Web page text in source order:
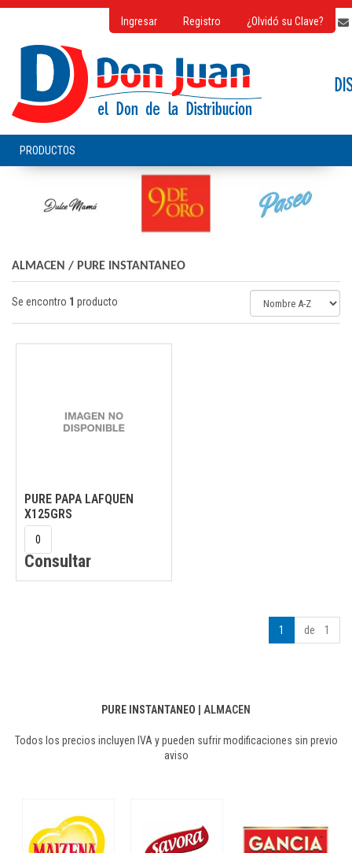
Ingresar Registro ¿Olvidó su Clave?
ALMACEN / PURE INSTANTANEO
Se encontro 1 producto
PURE PAPA LAFQUEN
X125GRS
Consultar
1 de 1
PURE INSTANTANEO ALMACEN
Todos los precios incluyen IVA y pueden sufrir modificaciones sin previo
aviso